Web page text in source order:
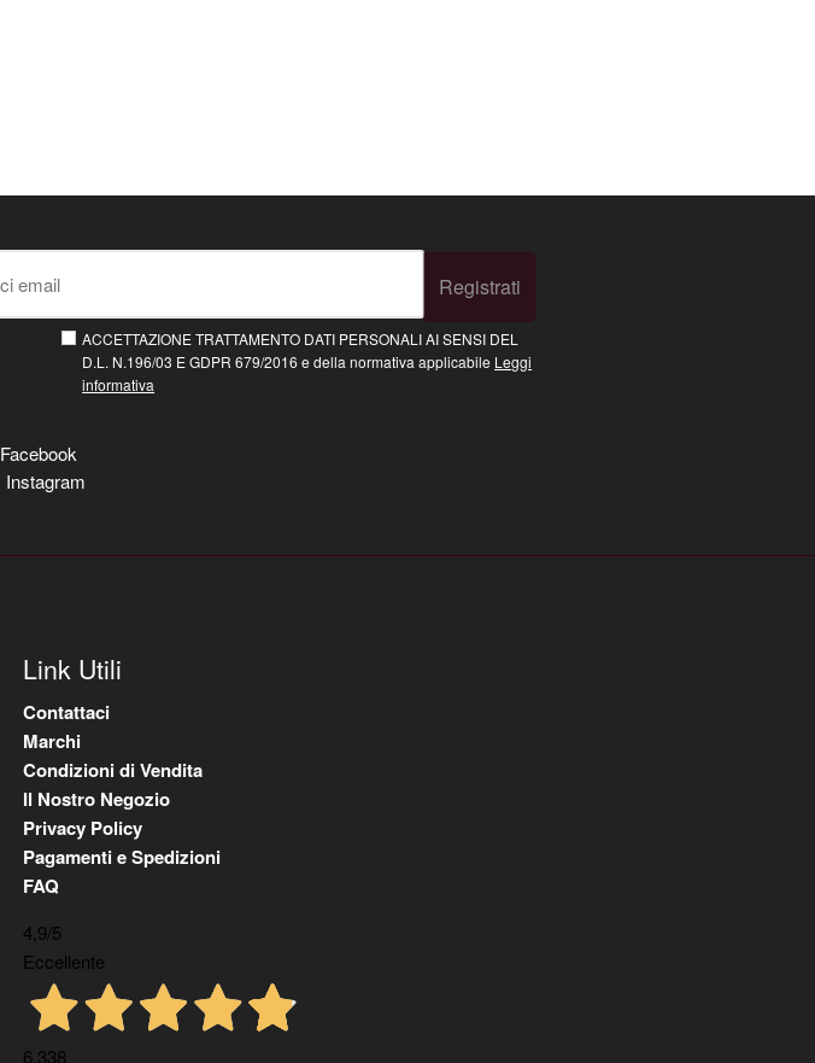
Registrati
ACCETTAZIONE TRATTAMENTO DATI PERSONALI AI SENSI DEL
D.L. N.196/03 E GDPR 679/2016 e della normativa applicabile Leggi
informativa
Facebook
Instagram
Link Utili
Contattaci
Marchi
Condizioni di Vendita
Il Nostro Negozio
Privacy Policy
Pagamenti e Spedizioni
FAQ
4,9/5
Eccellente
6.338